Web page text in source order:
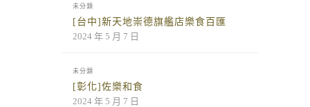
未分類
[台中]新天地崇德旗艦店樂食百匯
2024 年 5 月 7 日
未分類
[彰化]佐樂和食
2024 年 5 月 7 日